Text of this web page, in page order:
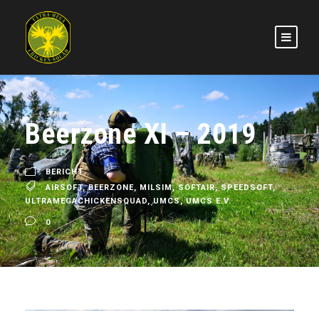
Beerzone XI – 2019
BERICHT
AIRSOFT, BEERZONE, MILSIM, SOFTAIR, SPEEDSOFT,
ULTRAMEGACHICKENSQUAD, UMCS, UMCS E.V.
0